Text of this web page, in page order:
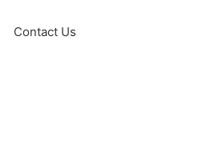
Contact Us